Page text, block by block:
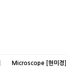
Microscope [현미경]